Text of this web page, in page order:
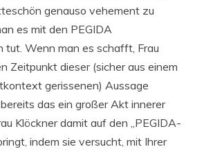
genauso vehement zu
es mit den PEGIDA
tut. Wenn man es schafft, Frau
Zeitpunkt dieser (sicher aus einem
gerissenen) Aussage
das ein großer Akt innerer
Klöckner damit auf den „PEGIDA-
indem sie versucht, mit Ihrer